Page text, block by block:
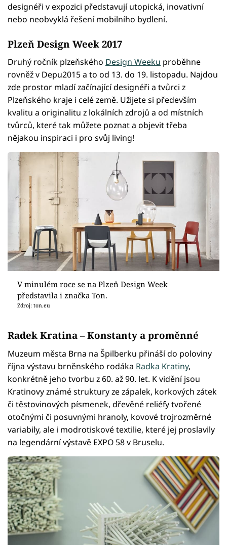
designéři v expozici představují utopická, inovativní
nebo neobvyklá řešení mobilního bydlení.
Plzeň Design Week 2017
Druhý ročník plzeňského Design Weeku proběhne
rovněž v Depu2015 a to od 13. do 19. listopadu. Najdou
zde prostor mladí začínající designéři a tvůrci z
Plzeňského kraje i celé země. Užijete si především
kvalitu a originalitu z lokálních zdrojů a od místních
tvůrců, které tak můžete poznat a objevit třeba
nějakou inspiraci i pro svůj living!
V minulém roce se na Plzeň Design Week
představila i značka Ton.
Zdroj: ton.eu
Radek Kratina – Konstanty a proměnné
Muzeum města Brna na Špilberku přináší do poloviny
října výstavu brněnského rodáka Radka Kratiny,
konkrétně jeho tvorbu z 60. až 90. let. K vidění jsou
Kratinovy známé struktury ze zápalek, korkových zátek
či těstovinových písmenek, dřevěné reliéfy tvořené
otočnými či posuvnými hranoly, kovové trojrozměrné
variabily, ale i modrotiskové textilie, které jej proslavily
na legendární výstavě EXPO 58 v Bruselu.